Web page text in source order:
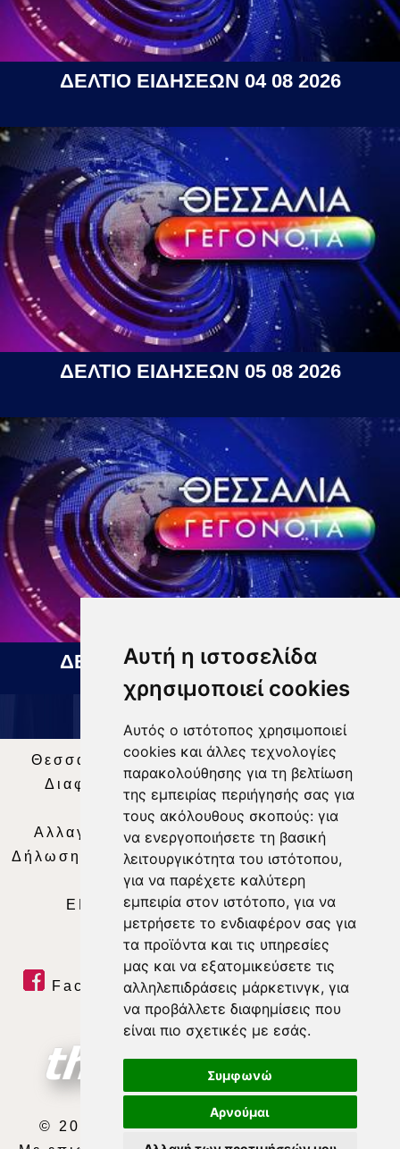
Αυτή η ιστοσελίδα
χρησιμοποιεί cookies
Αυτός ο ιστότοπος χρησιμοποιεί
cookies και άλλες τεχνολογίες
παρακολούθησης για τη βελτίωση
της εμπειρίας περιήγησής σας για
τους ακόλουθους σκοπούς: για
να ενεργοποιήσετε τη βασική
λειτουργικότητα του ιστότοπου,
για να παρέχετε καλύτερη
εμπειρία στον ιστότοπο, για να
μετρήσετε το ενδιαφέρον σας για
τα προϊόντα και τις υπηρεσίες
μας και να εξατομικεύσετε τις
αλληλεπιδράσεις μάρκετινγκ, για
να προβάλλετε διαφημίσεις που
είναι πιο σχετικές με εσάς.
Συμφωνώ
Αρνούμαι
ΔΕΛΤΙΟ ΕΙΔΗΣΕΩΝ 04 08 2026
ΔΕΛΤΙΟ ΕΙΔΗΣΕΩΝ 05 08 2026
ΔΕΛΤΙΟ ΕΙΔΗΣΕΩΝ 06 08 2026
Θεσσαλία Τηλεόραση|SNG Services
Διαφήμιση | Όροι Χρήσης |Δήλωση
Απορρήτου |
Περιεχόμενο
Αλλαγή Προτιμήσεων για τα Cookies
Δήλωση συμμόρφωσης με τη σύσταση (ΕΕ)
2018/334|Ταυτότητα
ΕΝΗΜΕΡΩΣΗ |WEB TV| LIVE
Facebook| Twitter | Youtube
RSS Feed
© 2026 ΘΕΣΣΑΛΙΑ ΤΗΛΕΟΡΑΣΗ Α.Ε.